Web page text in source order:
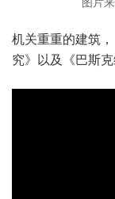
机关重重的建筑
究》以及《巴斯